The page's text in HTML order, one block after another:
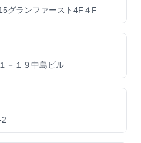
グランファースト4F４F
－１９中島ビル